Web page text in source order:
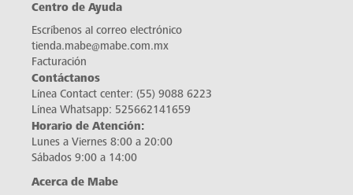
Centro de Ayuda
Escríbenos al correo electrónico
tienda.mabe@mabe.com.mx
Facturación
Contáctanos
Línea Contact center: (55) 9088 6223
Línea Whatsapp: 525662141659
Horario de Atención:
Lunes a Viernes 8:00 a 20:00
Sábados 9:00 a 14:00
Acerca de Mabe